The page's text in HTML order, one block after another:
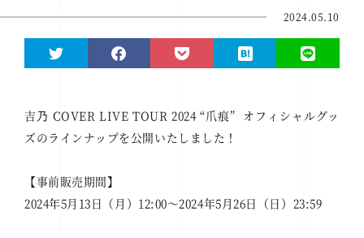
2024.05.10
吉乃 COVER LIVE TOUR 2024 “爪痕” オフィシャルグッ
ズのラインナップを公開いたしました！
【事前販売期間】
2024年5月 13日（月） 12:00～2024年5月26日（日） 23:59